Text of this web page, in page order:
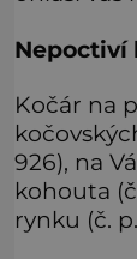
Nepoctiví
Kočár na
926), na
kohouta
rynku (č.